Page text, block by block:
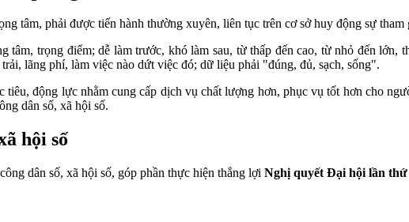
tâm, phải được tiến hành thường xuyên, liên tục trên cơ sở huy động sự tham
trọng điểm; dễ làm trước, khó làm sau, từ thấp đến cao, từ nhỏ đến lớn,
lãng phí, làm việc nào dứt việc đó; dữ liệu phải "đúng, đủ, sạch, sống".
động lực nhằm cung cấp dịch vụ chất lượng hơn, phục vụ tốt hơn cho
dân số, xã hội số.
hội số
dân số, xã hội số, góp phần thực hiện thắng lợi Nghị quyết Đại hội lần